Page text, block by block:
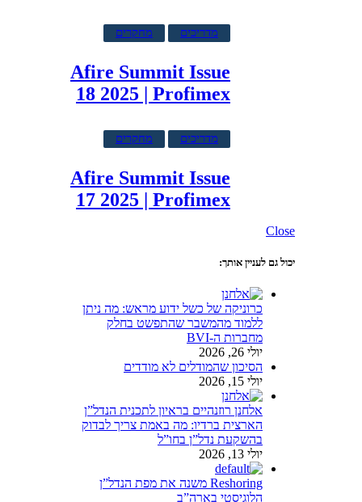
מדריכים מחקרים
Afire Summit Issue
18 2025 | Profimex
מדריכים מחקרים
Afire Summit Issue
17 2025 | Profimex
Close
יכול גם לעניין אותך:
כרוניקה של כשל ידוע מראש: מה ניתן
ללמוד מהמשבר שהתפשט בחלק
מחברות ה-BVI
יולי 26, 2026
הסיכון שהמודלים לא מודדים
יולי 15, 2026
אלחנן רוזנהיים בראיון לתכנית הנדל”ן
הארצית ברדיו: מה באמת צריך לבדוק
בהשקעת נדל”ן בחו”ל
יולי 13, 2026
Reshoring משנה את מפת הנדל”ן
הלוגיסטי בארה”ב